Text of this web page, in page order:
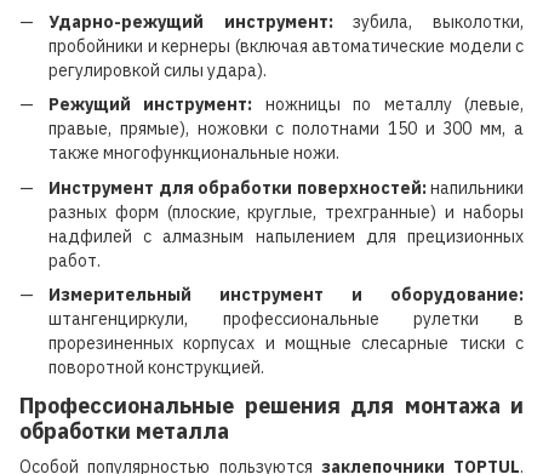
Ударно-режущий инструмент:зубила, выколотки,
пробойники и кернеры (включая автоматические модели с
регулировкой силы удара).
Режущий инструмент: ножницы по металлу (левые,
правые, прямые), ножовки с полотнами 150 и 300 мм, а
также многофункциональные ножи.
Инструмент для обработки поверхностей:напильники
разных форм (плоские, круглые, трехгранные) и наборы
надфилей с алмазным напылением для прецизионных
работ.
Измерительный инструмент и оборудование:
штангенциркули, профессиональные рулетки в
прорезиненных корпусах и мощные слесарные тиски с
поворотной конструкцией.
Профессиональные решения для монтажа и
обработки металла
Особой популярностью пользуются заклепочники TOPTUL.